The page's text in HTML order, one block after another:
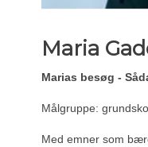
Maria
Marias besøg -
Målgruppe:
Med emner som